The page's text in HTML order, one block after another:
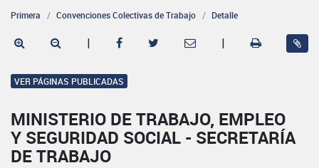
Primera Convenciones Colectivas de Trabajo Detalle
| |
VER PÁGINAS PUBLICADAS
MINISTERIO DE TRABAJO, EMPLEO
Y SEGURIDAD SOCIAL - SECRETARÍA
DE TRABAJO